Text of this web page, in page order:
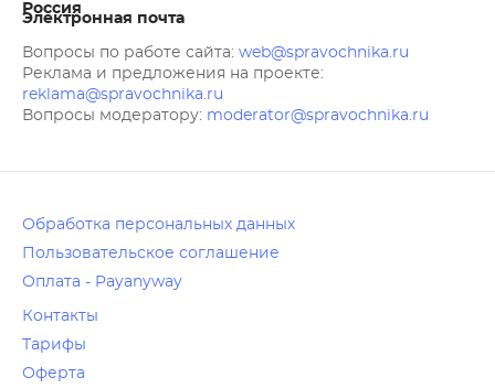
Россия
Электронная почта
Вопросы по работе сайта: web@spravochnika.ru
Реклама и предложения на проекте:
reklama@spravochnika.ru
Вопросы модератору: moderator@spravochnika.ru
Обработка персональных данных
Пользовательское соглашение
Оплата - Payanyway
Контакты
Тарифы
Оферта